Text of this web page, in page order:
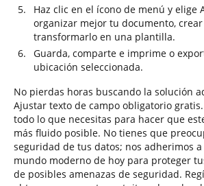
Haz clic en el ícono de menú y elige
organizar mejor tu documento,
transformarlo en una plantilla.
Guarda, comparte e imprime o
ubicación seleccionada.
No pierdas horas buscando la solución
Ajustar texto de campo obligatorio
todo lo que necesitas para hacer que
más fluido posible. No tienes que
seguridad de tus datos; nos adherimos
mundo moderno de hoy para proteger
de posibles amenazas de seguridad.